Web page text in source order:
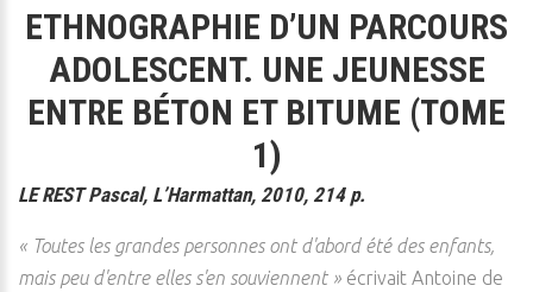
ETHNOGRAPHIE D’UN PARCOURS
ADOLESCENT. UNE JEUNESSE
ENTRE BÉTON ET BITUME (TOME
1)
LE REST Pascal, L’Harmattan, 2010, 214 p.
« Toutes les grandes personnes ont d'abord été des enfants,
mais peu d'entre elles s'en souviennent » écrivait Antoine de